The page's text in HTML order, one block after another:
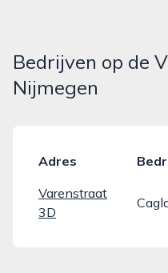
Bedrijven op de
Nijmegen
Adres
Varenstraat
3D